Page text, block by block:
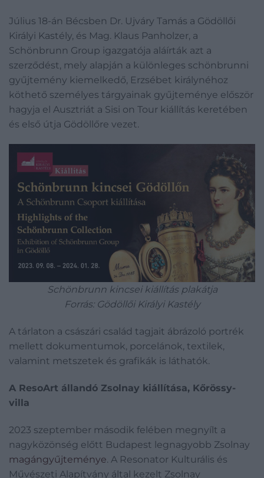
Július 18-án Bécsben Dr. Ujváry Tamás a Gödöllői
Királyi Kastély, és Mag. Klaus Panholzer, a
Schönbrunn Group igazgatója aláírták azt a
szerződést, mely alapján a különleges schönbrunni
gyűjtemény kiemelkedő, Erzsébet királynéhoz
köthető személyes tárgyainak gyűjteménye először
hagyja el Ausztriát a Sisi on Tour kiállítás keretében
és első útja Gödöllőre vezet.
Schönbrunn kincsei kiállítás plakátja
Forrás: Gödöllői Királyi Kastély
A tárlaton a császári család tagjait ábrázoló portrék
mellett dokumentumok, porcelánok, textilek,
valamint metszetek és grafikák is láthatók.
A ResoArt állandó Zsolnay kiállítása, Kőrössy-
villa
2023 szeptember második felében megnyílt a
nagyközönség előtt Budapest legnagyobb Zsolnay
magángyűjteménye. A Resonator Kulturális és
Művészeti Alapítvány által kezelt Zsolnay